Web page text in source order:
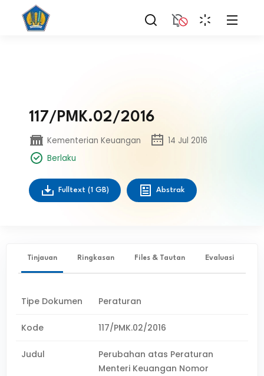
117/PMK.02/2016
Kementerian Keuangan
14 Jul 2016
Berlaku
Fulltext (1 GB) Abstrak
Tinjauan Ringkasan Files & Tautan Evaluasi
Tipe Dokumen Peraturan
Kode 117/PMK.02/2016
Judul
Perubahan atas Peraturan
Menteri Keuangan Nomor